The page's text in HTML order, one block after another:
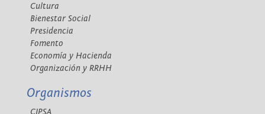
Cultura
Bienestar Social
Presidencia
Fomento
Economía y Hacienda
Organización y RRHH
Organismos
CIPSA